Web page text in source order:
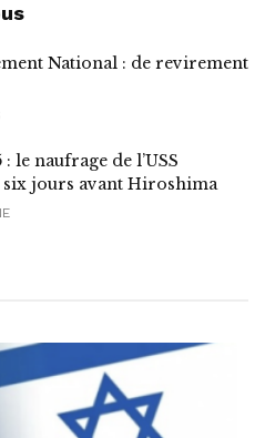
National : de revirement
le naufrage de l’USS
jours avant Hiroshima